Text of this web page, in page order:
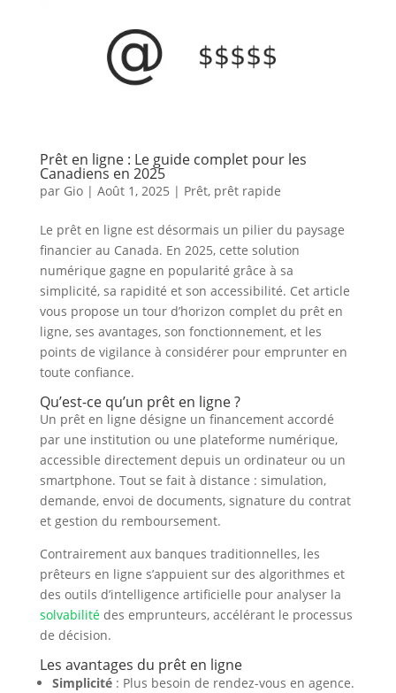
Prêt en ligne : Le guide complet pour les
Canadiens en 2025
par Gio| Août 1, 2025 | Prêt, prêt rapide
Le prêt en ligne est désormais un pilier du paysage
financier au Canada. En 2025, cette solution
numérique gagne en popularité grâce à sa
simplicité, sa rapidité et son accessibilité. Cet article
vous propose un tour d’horizon complet du prêt en
ligne, ses avantages, son fonctionnement, et les
points de vigilance à considérer pour emprunter en
toute confiance.
Qu’est-ce qu’un prêt en ligne ?
Un prêt en ligne désigne un financement accordé
par une institution ou une plateforme numérique,
accessible directement depuis un ordinateur ou un
smartphone. Tout se fait à distance : simulation,
demande, envoi de documents, signature du contrat
et gestion du remboursement.
Contrairement aux banques traditionnelles, les
prêteurs en ligne s’appuient sur des algorithmes et
des outils d’intelligence artificielle pour analyser la
solvabilitédes emprunteurs, accélérant le processus
de décision.
Les avantages du prêt en ligne
Simplicité: Plus besoin de rendez-vous en agence.